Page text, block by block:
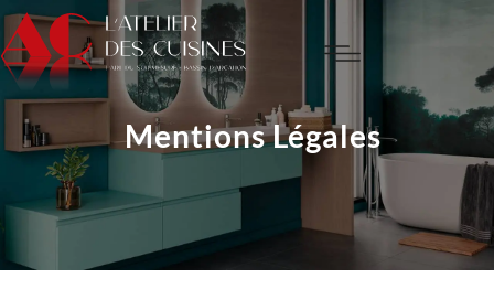
Mentions Légales